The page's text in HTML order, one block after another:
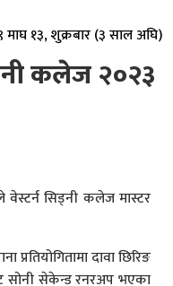
माघ १३, शुक्रबार (३ साल अघि)
कलेज २०२३
वेस्टर्न सिड्नी कलेज मास्टर
दावा छिरिङ
सोनी सेकेन्ड रनरअप भएका